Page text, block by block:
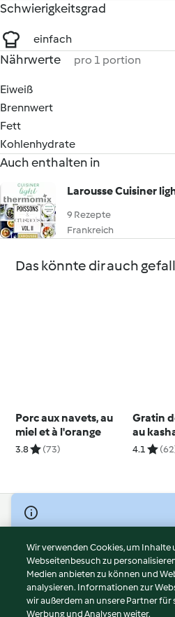
Schwierigkeitsgrad
einfach
Nährwerte pro 1 portion
Eiweiß
Brennwert
Fett
Kohlenhydrate
Auch enthalten in
9 Rezepte
Frankreich
Das könnte dir auch
Porc aux navets, au
miel et à l'orange
3.8 (73)
Gratin
au
4.1
© Copyright 2026
Nutzungsbedingungen
Datenschutzrichtlinien
Disclaimer
Impressum
Wir verwenden Cookies, um Inhalte
Webseitenbesuch zu
Medien anbieten zu können und
analysieren. Informationen zur
wir außerdem an unsere Partner für
Werbung und Analysen weiter.